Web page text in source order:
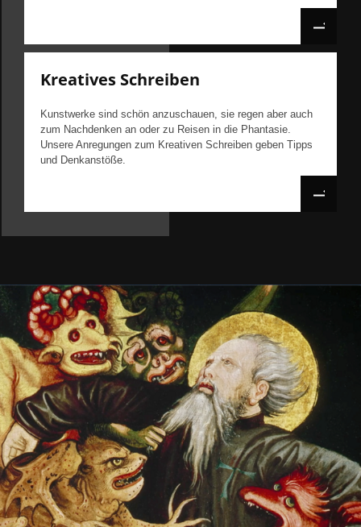
Kreatives Schreiben
Kunstwerke sind schön anzuschauen, sie regen aber auch
zum Nachdenken an oder zu Reisen in die Phantasie.
Unsere Anregungen zum Kreativen Schreiben geben Tipps
und Denkanstöße.